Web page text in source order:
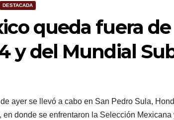
DESTACADA
queda fuera
y del Mundial
ayer se llevó a cabo en San Pedro Sula,
en donde se enfrentaron la Selección